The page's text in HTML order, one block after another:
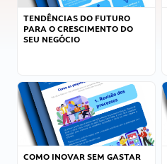
TENDÊNCIAS DO FUTURO
PARA O CRESCIMENTO DO
SEU NEGÓCIO
COMO INOVAR SEM GASTAR